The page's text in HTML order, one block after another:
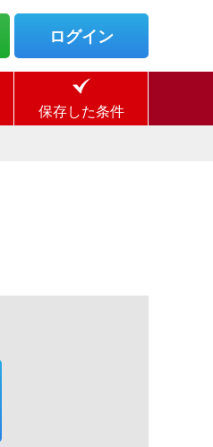
ログイン
保存した条件